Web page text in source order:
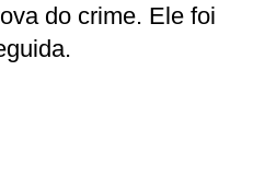
do crime. Ele foi